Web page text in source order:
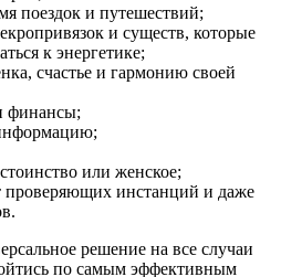
поездок и путешествий;
и существ, которые
к энергетике;
счастье и гармонию своей
финансы;
или женское;
проверяющих инстанций и даже
решение на все случаи
по самым эффективным